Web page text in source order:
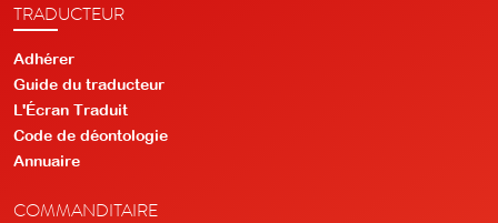
TRADUCTEUR
Adhérer
Guide du traducteur
L'Écran Traduit
Code de déontologie
Annuaire
COMMANDITAIRE